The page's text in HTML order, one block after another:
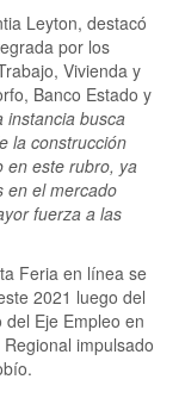
Leyton, destacó
por los
Vivienda y
Banco Estado y
instancia busca
la construcción
en este rubro, ya
en el mercado
fuerza a las
Feria en línea se
2021 luego del
Eje Empleo en
impulsado